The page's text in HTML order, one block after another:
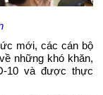
mới, các cán bộ
những khó khăn,
10 và được thực